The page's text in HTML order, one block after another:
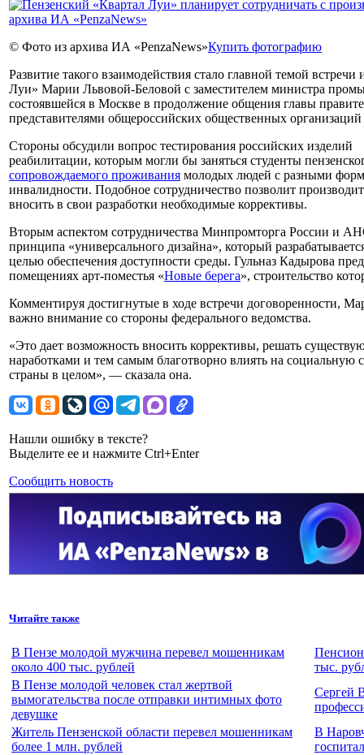
© Фото из архива ИА «PenzaNews»Купить фотографию
Развитие такого взаимодействия стало главной темой
Луи» Марии Львовой-Беловой с заместителем министра
состоявшейся в Москве в продолжение общения главы
представителями общероссийских общественных
Стороны обсудили вопрос тестирования российских изделий
реабилитации, которым могли бы заняться студенты
сопровождаемого проживания молодых людей с разными
инвалидности. Подобное сотрудничество позволит
вносить в свои разработки необходимые коррективы.
Вторым аспектом сотрудничества Минпромторга России и
принципа «универсального дизайна», который
целью обеспечения доступности среды. Гульназ Кадырова
помещениях арт-поместья «Новые берега», строительство
Комментируя достигнутые в ходе встречи договоренности,
важно внимание со стороны федерального ведомства.
«Это дает возможность вносить коррективы, решать
наработками и тем самым благотворно влиять на социальную
страны в целом», — сказала она.
Нашли ошибку в тексте?
Выделите ее и нажмите Ctrl+Enter
Сообщить новость
Читайте также
В Пензе молодой мужчина перевел мошенникам
около 400 тыс. рублей
тыс.
В Пензе молодой человек стал жертвой
вымогательства после отправки интимных фото
девушке
Сергей
Житель Пензенской области перевел мошенникам
более 1 млн. рублей
В